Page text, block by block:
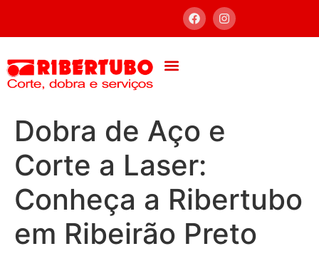
Dobra de Aço e
Corte a Laser:
Conheça a Ribertubo
em Ribeirão Preto